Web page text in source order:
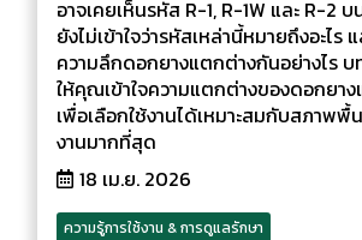
อาจเคยเห็นรหัส R-1, R-1W และ R-2
ยังไม่เข้าใจว่ารหัสเหล่านี้หมายถึงอะไร
ความลึกดอกยางแตกต่างกันอย่างไร บ
ให้คุณเข้าใจความแตกต่างของดอกยาง
เพื่อเลือกใช้งานได้เหมาะสมกับสภาพ
งานมากที่สุด
18 เม.ย. 2026
ความรู้การใช้งาน & การดูแลรักษา